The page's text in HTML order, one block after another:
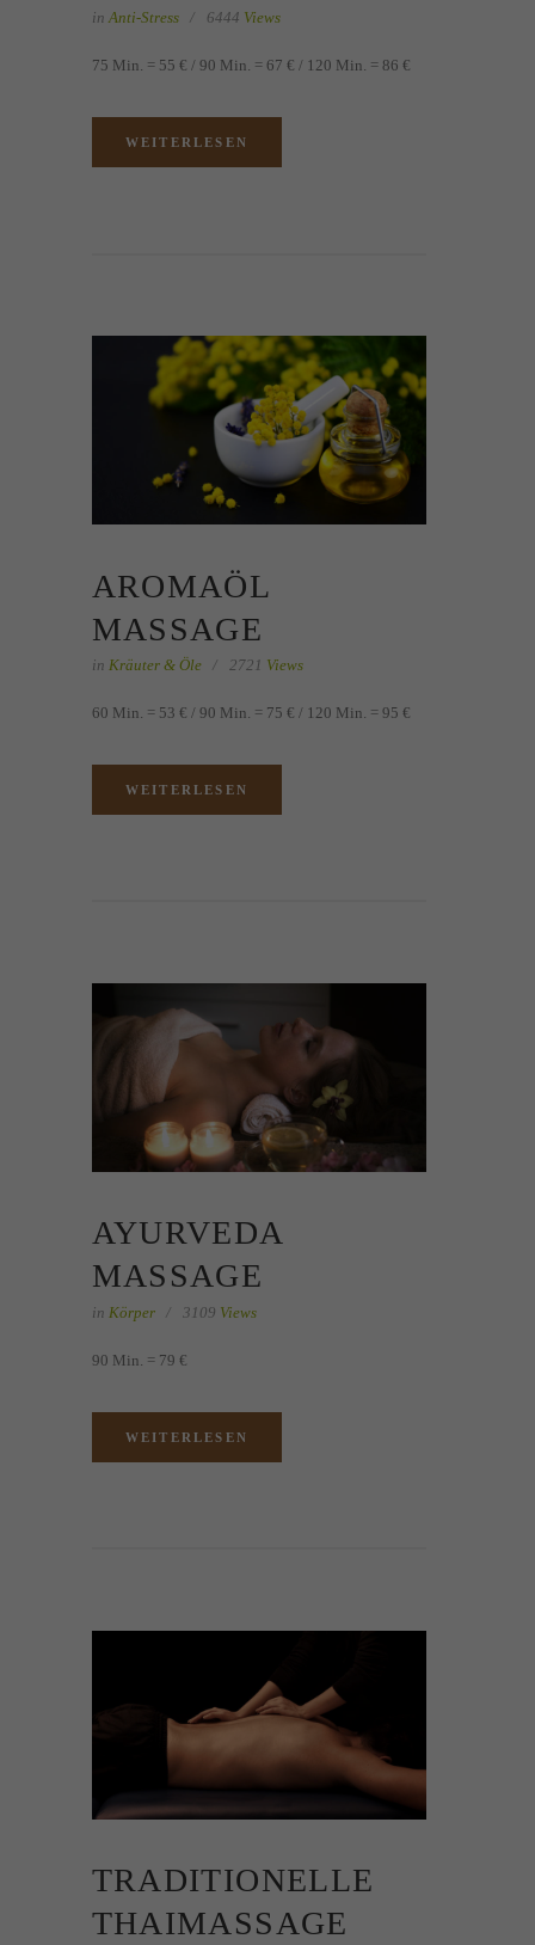
in Anti-Stress 6444 Views
75 Min. = 55 € / 90 Min. = 67 € / 120 Min. = 86 €
WEITERLESEN
AROMAÖL
MASSAGE
in Kräuter & Öle 2721 Views
60 Min. = 53 € / 90 Min. = 75 € / 120 Min. = 95 €
WEITERLESEN
AYURVEDA
MASSAGE
in Körper 3109 Views
90 Min. = 79 €
WEITERLESEN
TRADITIONELLE
THAIMASSAGE